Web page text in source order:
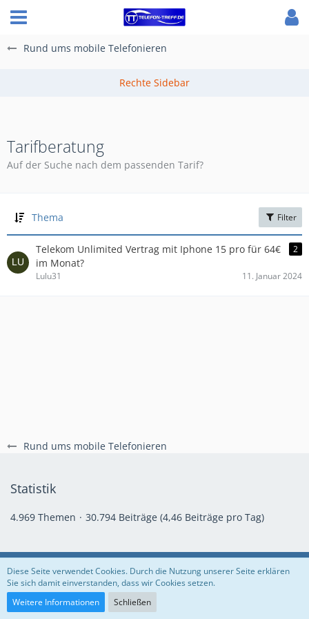
Rund ums mobile Telefonieren
Rund ums mobile Telefonieren
Tarifberatung
Auf der Suche nach dem passenden Tarif?
Thema Filter
Telekom Unlimited Vertrag mit Iphone 15 pro für 64€
im Monat?
2
Lulu31 11. Januar 2024
Statistik
4.969 Themen 30.794 Beiträge (4,46 Beiträge pro Tag)
Regeln Datenschutzerklärung Impressum
Community-Software:
Diese Seite verwendet Cookies. Durch die Nutzung unserer Seite erklären
Sie sich damit einverstanden, dass wir Cookies setzen.
Weitere Informationen
Schließen